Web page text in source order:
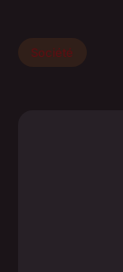
Société